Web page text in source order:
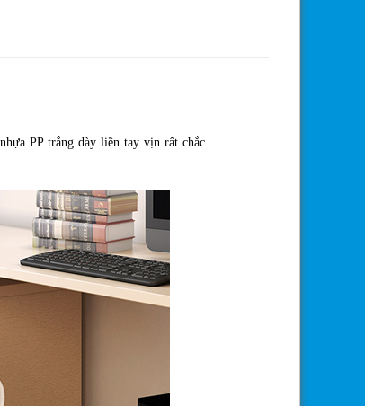
PP trắng dày liền tay vịn rất chắc